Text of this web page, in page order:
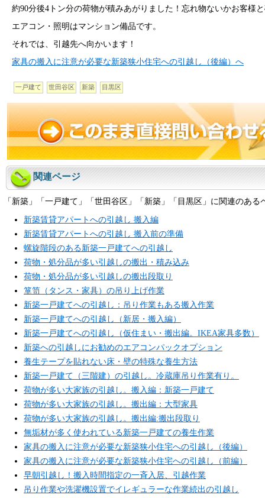
約90分後4トン分の荷物が積みあがりました！忘れ物ないかお客様
エアコン・照明はマンション備品です。
それでは、引越先へ向かいます！
家具の搬入に注意が必要な新築狭小住宅への引越し（後編）へ
一戸建て 世田谷区 新築 目黒区
関連ページ
「新築」「一戸建て」「世田谷区」「新築」「目黒区」に関連のある
新築賃貸アパートへの引越し 搬入編
新築賃貸アパートへの引越し 搬入前の準備
螺旋階段のある新築一戸建てへの引越し
荷物・処分品が多い引越しの搬出・積み込み
荷物・処分品が多い引越しの搬出段取り
箪笥（タンス・家具）の吊り上げ作業
新築一戸建てへの引越し：吊り作業もある搬入作業
新築一戸建てへの引越し（新居・搬入編）
新築一戸建てへの引越し（仮住まい・搬出編。IKEA家具多数）
新築への引越しにお勧めのエアコンパックオプション
養生テープを貼れない床・壁の特殊な養生方法
新築一戸建て（三階建）の引越し。冷蔵庫吊り作業有り。
荷物が多い大家族の引越し。搬入編：新築一戸建て
荷物が多い大家族の引越し。搬出編：大型家具
荷物が多い大家族の引越し。搬出編:搬出段取り
無垢材が多く使われている新築一戸建ての養生作業
家具の搬入に注意が必要な新築狭小住宅への引越し（後編）
家具の搬入に注意が必要な新築狭小住宅への引越し（前編）
早朝引越し！搬入時間指定の一斉入居、引越作業
吊り作業や洗濯機設置でイレギュラーな作業続出の引越し